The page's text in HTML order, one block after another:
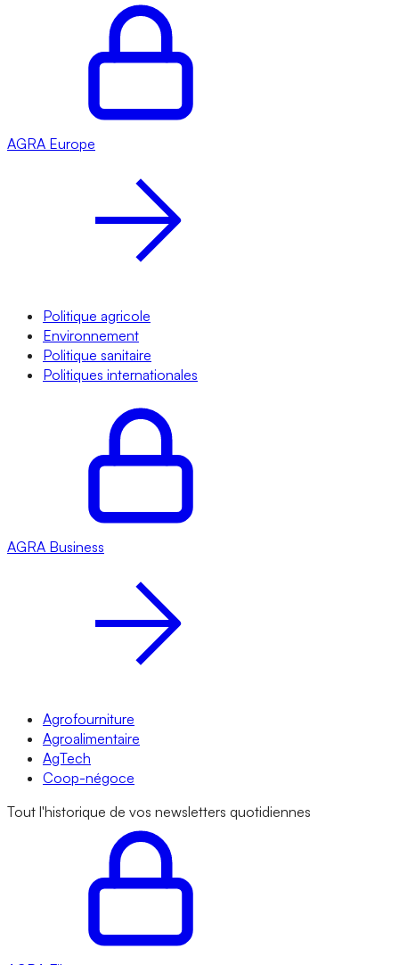
AGRA Europe
Politique agricole
Environnement
Politique sanitaire
Politiques internationales
AGRA Business
Agrofourniture
Agroalimentaire
AgTech
Coop-négoce
Tout l'historique de vos newsletters quotidiennes